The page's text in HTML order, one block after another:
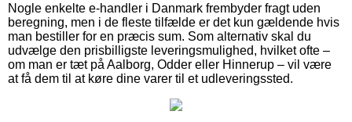
Nogle enkelte e-handler i Danmark frembyder fragt uden
beregning, men i de fleste tilfælde er det kun gældende hvis
man bestiller for en præcis sum. Som alternativ skal du
udvælge den prisbilligste leveringsmulighed, hvilket ofte –
om man er tæt på Aalborg, Odder eller Hinnerup – vil være
at få dem til at køre dine varer til et udleveringssted.